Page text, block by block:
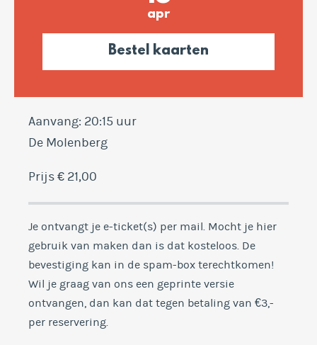
apr
Bestel kaarten
Aanvang: 20:15 uur
De Molenberg
Prijs € 21,00
Je ontvangt je e-ticket(s) per mail. Mocht je hier
gebruik van maken dan is dat kosteloos. De
bevestiging kan in de spam-box terechtkomen!
Wil je graag van ons een geprinte versie
ontvangen, dan kan dat tegen betaling van €3,-
per reservering.